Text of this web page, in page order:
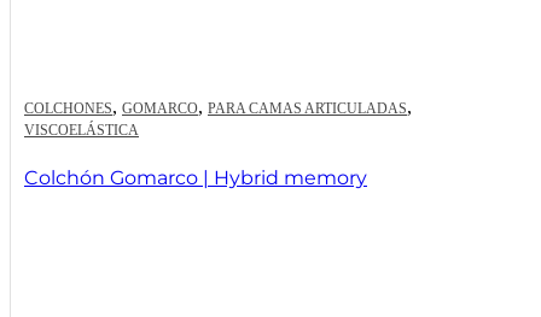
COLCHONES, GOMARCO, PARA CAMAS ARTICULADAS,
VISCOELÁSTICA
Colchón Gomarco | Hybrid memory